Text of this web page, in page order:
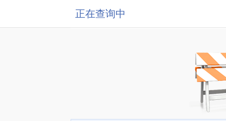
正在查询中